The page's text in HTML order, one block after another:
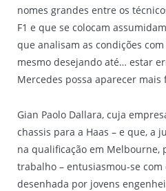
nomes grandes entre os
F1 e que se colocam
que analisam as condições
mesmo desejando até… estar
Mercedes possa aparecer mais
Gian Paolo Dallara, cuja
chassis para a Haas – e que, a
na qualificação em Melbourne,
trabalho – entusiasmou-se
desenhada por jovens